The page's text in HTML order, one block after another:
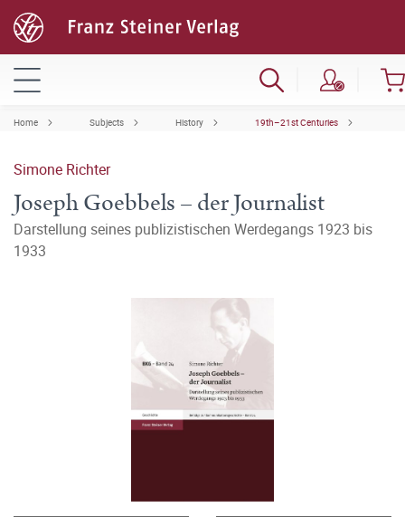
Home Subjects History 19th–21st Centuries
Simone Richter
Joseph Goebbels – der Journalist
Darstellung seines publizistischen Werdegangs 1923 bis
1933